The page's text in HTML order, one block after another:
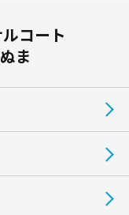
コート
ま